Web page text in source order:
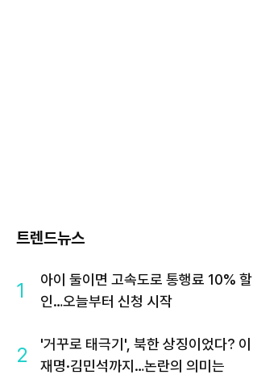
트렌드뉴스
1
아이 둘이면 고속도로 통행료 10% 할
인…오늘부터 신청 시작
2
'거꾸로 태극기', 북한 상징이었다? 이
재명·김민석까지…논란의 의미는